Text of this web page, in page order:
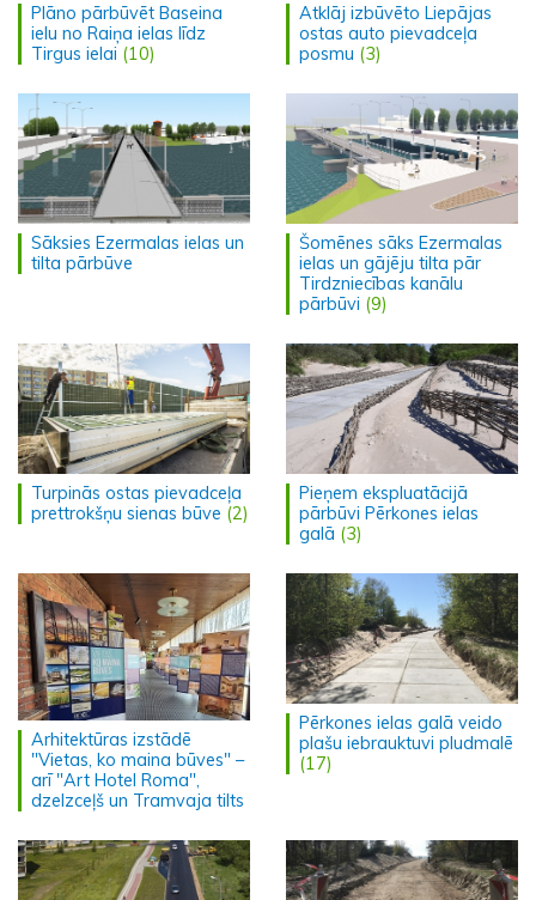
Plāno pārbūvēt Baseina
ielu no Raiņa ielas līdz
Tirgus ielai (10)
Atklāj izbūvēto Liepājas
ostas auto pievadceļa
posmu (3)
Sāksies Ezermalas ielas un
tilta pārbūve
Šomēnes sāks Ezermalas
ielas un gājēju tilta pār
Tirdzniecības kanālu
pārbūvi (9)
Turpinās ostas pievadceļa
prettrokšņu sienas būve (2)
Pieņem ekspluatācijā
pārbūvi Pērkones ielas
galā (3)
Arhitektūras izstādē
"Vietas, ko maina būves" –
arī "Art Hotel Roma",
dzelzceļš un Tramvaja tilts
Pērkones ielas galā veido
plašu iebrauktuvi pludmalē
(17)